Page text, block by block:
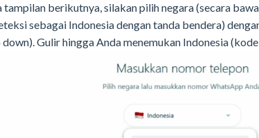
tampilan berikutnya, silakan pilih negara (secara
sebagai Indonesia dengan tanda bendera)
Gulir hingga Anda menemukan Indonesia